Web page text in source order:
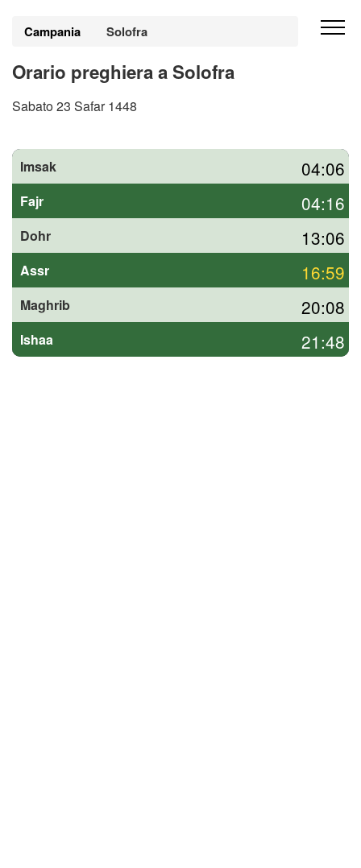
Campania Solofra
Orario preghiera a Solofra
Sabato 23 Safar 1448
Imsak 04:06
Fajr 04:16
Dohr 13:06
Assr 16:59
Maghrib 20:08
Ishaa 21:48